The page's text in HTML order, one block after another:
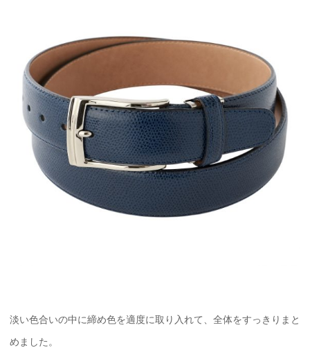
淡い色合いの中に締め色を適度に取り入れて、全体をすっきりまと
めました。